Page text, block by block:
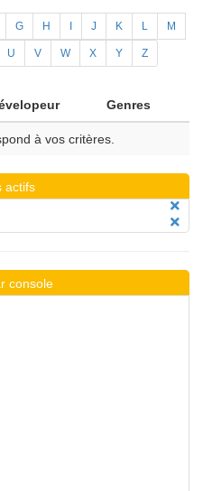
G H J K L M
U V W X Y Z
Genres
à vos critères.
actifs
console